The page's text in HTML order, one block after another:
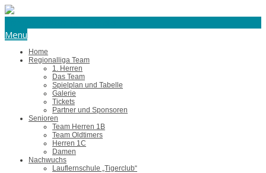
Menu
Home
Regionalliga Team
1. Herren
Das Team
Spielplan und Tabelle
Galerie
Tickets
Partner und Sponsoren
Senioren
Team Herren 1B
Team Oldtimers
Herren 1C
Damen
Nachwuchs
Lauflernschule „Tigerclub“